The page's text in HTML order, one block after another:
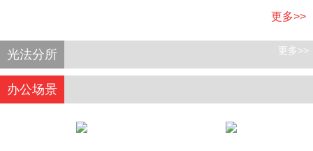
更多>>
光法分所 更多>>
办公场景